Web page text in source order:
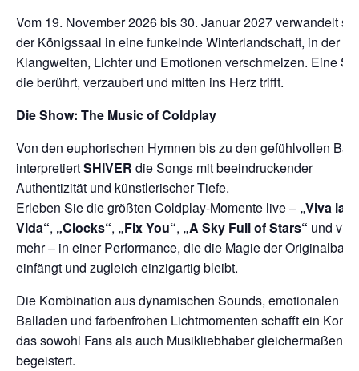
Vom 19. November 2026 bis 30. Januar 2027 verwandelt
der Königssaal in eine funkelnde Winterlandschaft, in der
Klangwelten, Lichter und Emotionen verschmelzen. Eine
die berührt, verzaubert und mitten ins Herz trifft.
Die Show: The Music of Coldplay
Von den euphorischen Hymnen bis zu den gefühlvollen
interpretiertSHIVER die Songs mit beeindruckender
Authentizität und künstlerischer Tiefe.
Erleben Sie die größten Coldplay-Momente live – „Viva la
Vida“, „Clocks“, „Fix You“, „A Sky Full of Stars“ und
mehr – in einer Performance, die die Magie der Originalband
einfängt und zugleich einzigartig bleibt.
Die Kombination aus dynamischen Sounds, emotionalen
Balladen und farbenfrohen Lichtmomenten schafft ein
das sowohl Fans als auch Musikliebhaber gleichermaßen
begeistert.